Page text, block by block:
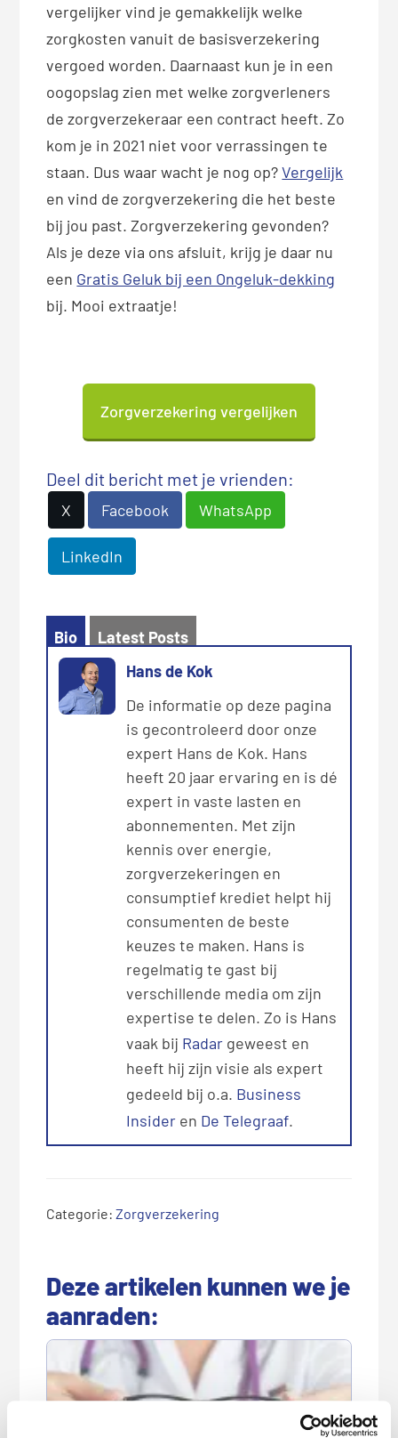
vergelijker vind je gemakkelijk welke
zorgkosten vanuit de basisverzekering
vergoed worden. Daarnaast kun je in een
oogopslag zien met welke zorgverleners
de zorgverzekeraar een contract heeft. Zo
kom je in 2021 niet voor verrassingen te
staan. Dus waar wacht je nog op?Vergelijk
en vind de zorgverzekering die het beste
bij jou past. Zorgverzekering gevonden?
Als je deze via ons afsluit, krijg je daar nu
een Gratis Geluk bij een Ongeluk-dekking
bij. Mooi extraatje!
Zorgverzekering vergelijken
Deel dit bericht met je vrienden:
X Facebook WhatsApp
LinkedIn
Bio
Latest Posts
Hans de Kok
De informatie op deze pagina
is gecontroleerd door onze
expert Hans de Kok. Hans
heeft 20 jaar ervaring en is dé
expert in vaste lasten en
abonnementen. Met zijn
kennis over energie,
zorgverzekeringen en
consumptief krediet helpt hij
consumenten de beste
keuzes te maken. Hans is
regelmatig te gast bij
verschillende media om zijn
expertise te delen. Zo is Hans
vaak bij Radar geweest en
heeft hij zijn visie als expert
gedeeld bij o.a. Business
Insider en De Telegraaf.
Categorie:Zorgverzekering
Deze artikelen kunnen we je
aanraden: